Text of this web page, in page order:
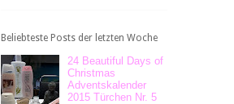
Beliebteste Posts der letzten Woche
24 Beautiful Days of
Christmas
Adventskalender
2015 Türchen Nr. 5